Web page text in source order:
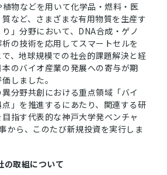
物などを用いて化学品・燃料・医
など、さまざまな有用物質を生産す
」分野において、DNA合成・ゲノ
の技術を応用してスマートセルを
、地球規模での社会的課題解決と経
のバイオ産業の発展への寄与が期
しました。
分野共創における重点領域「バイ
」を推進するにあたり、関連する研
指す代表的な神戸大学発ベンチャ
から、このたび新規投資を実行しま
取組について